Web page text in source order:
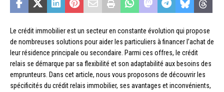
Le crédit immobilier est un secteur en constante évolution qui propose
de nombreuses solutions pour aider les particuliers à financer l’achat de
leur résidence principale ou secondaire. Parmi ces offres, le crédit
relais se démarque par sa flexibilité et son adaptabilité aux besoins des
emprunteurs. Dans cet article, nous vous proposons de découvrir les
spécificités du crédit relais immobilier, ses avantages et inconvénients,